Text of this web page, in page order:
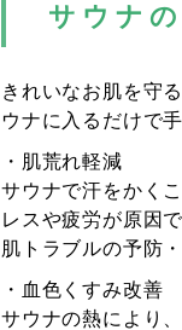
サウナ
きれいなお肌を守
ウナに入るだけで
・肌荒れ軽減
サウナで汗をかく
レスや疲労が原因
肌トラブルの予防
・血色くすみ改善
サウナの熱により